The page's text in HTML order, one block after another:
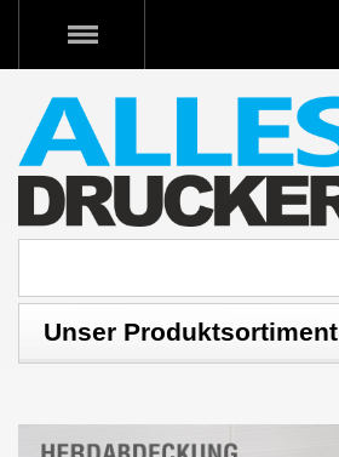
Unser Produktsortiment